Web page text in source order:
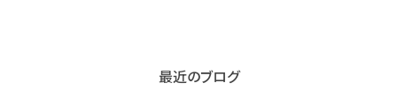
最近のブログ